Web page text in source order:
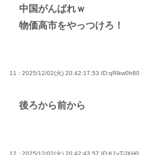
中国がんばれｗ
物価高市をやっつけろ！
11 : 2025/12/02(火) 20:42:17.53 ID:qRIkw0h80
後ろから前から
12 : 2025/12/02(火) 20:42:43.57 ID:K1vTjJXH0